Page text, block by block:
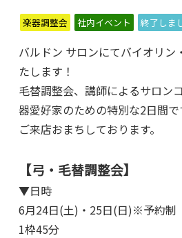
楽器調整会 社内イベント 終了しま
バルドン サロンにてバイオリン
たします！
毛替調整会、講師によるサロン
器愛好家のための特別な2日間で
ご来店おまちしております。
【弓・毛替調整会】
▼日時
6月24日(土)・25日(日)※予約制
1枠45分